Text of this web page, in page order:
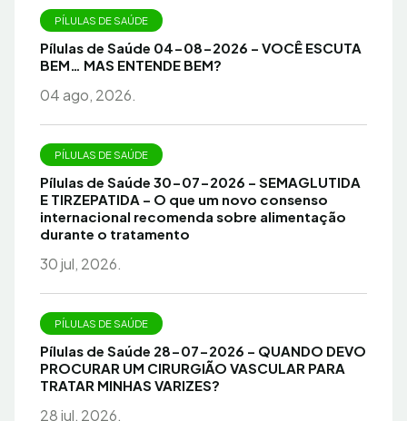
PÍLULAS DE SAÚDE
Pílulas de Saúde 04-08-2026 – VOCÊ ESCUTA
BEM… MAS ENTENDE BEM?
04 ago, 2026.
PÍLULAS DE SAÚDE
Pílulas de Saúde 30-07-2026 – SEMAGLUTIDA
E TIRZEPATIDA – O que um novo consenso
internacional recomenda sobre alimentação
durante o tratamento
30 jul, 2026.
PÍLULAS DE SAÚDE
Pílulas de Saúde 28-07-2026 – QUANDO DEVO
PROCURAR UM CIRURGIÃO VASCULAR PARA
TRATAR MINHAS VARIZES?
28 jul, 2026.